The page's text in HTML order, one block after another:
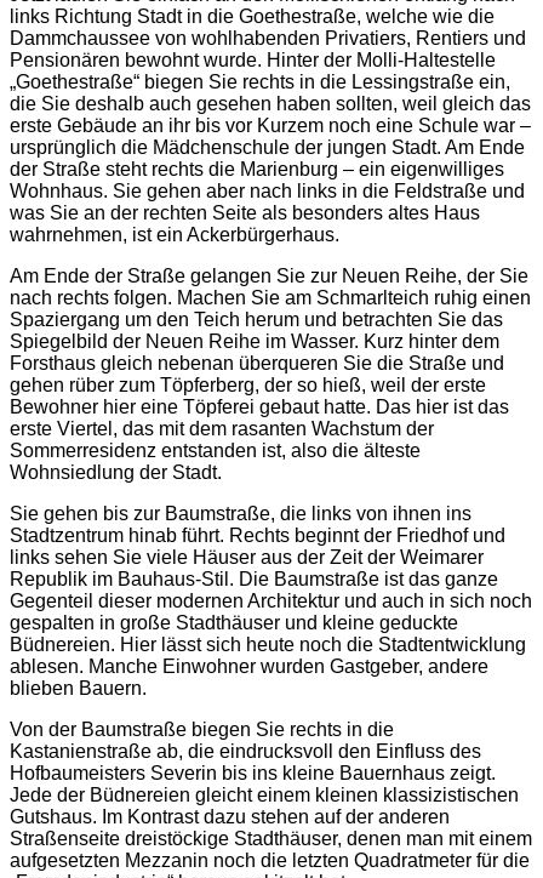
links Richtung Stadt in die Goethestraße, welche wie die
Dammchaussee von wohlhabenden Privatiers, Rentiers und
Pensionären bewohnt wurde. Hinter der Molli-Haltestelle
„Goethestraße“ biegen Sie rechts in die Lessingstraße ein,
die Sie deshalb auch gesehen haben sollten, weil gleich das
erste Gebäude an ihr bis vor Kurzem noch eine Schule war –
ursprünglich die Mädchenschule der jungen Stadt. Am Ende
der Straße steht rechts die Marienburg – ein eigenwilliges
Wohnhaus. Sie gehen aber nach links in die Feldstraße und
was Sie an der rechten Seite als besonders altes Haus
wahrnehmen, ist ein Ackerbürgerhaus.
Am Ende der Straße gelangen Sie zur Neuen Reihe, der Sie
nach rechts folgen. Machen Sie am Schmarlteich ruhig einen
Spaziergang um den Teich herum und betrachten Sie das
Spiegelbild der Neuen Reihe im Wasser. Kurz hinter dem
Forsthaus gleich nebenan überqueren Sie die Straße und
gehen rüber zum Töpferberg, der so hieß, weil der erste
Bewohner hier eine Töpferei gebaut hatte. Das hier ist das
erste Viertel, das mit dem rasanten Wachstum der
Sommerresidenz entstanden ist, also die älteste
Wohnsiedlung der Stadt.
Sie gehen bis zur Baumstraße, die links von ihnen ins
Stadtzentrum hinab führt. Rechts beginnt der Friedhof und
links sehen Sie viele Häuser aus der Zeit der Weimarer
Republik im Bauhaus-Stil. Die Baumstraße ist das ganze
Gegenteil dieser modernen Architektur und auch in sich noch
gespalten in große Stadthäuser und kleine geduckte
Büdnereien. Hier lässt sich heute noch die Stadtentwicklung
ablesen. Manche Einwohner wurden Gastgeber, andere
blieben Bauern.
Von der Baumstraße biegen Sie rechts in die
Kastanienstraße ab, die eindrucksvoll den Einfluss des
Hofbaumeisters Severin bis ins kleine Bauernhaus zeigt.
Jede der Büdnereien gleicht einem kleinen klassizistischen
Gutshaus. Im Kontrast dazu stehen auf der anderen
Straßenseite dreistöckige Stadthäuser, denen man mit einem
aufgesetzten Mezzanin noch die letzten Quadratmeter für die